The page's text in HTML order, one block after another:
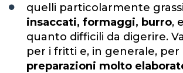
quelli particolarmente grassi
insaccati, formaggi, burro,
quanto difficili da digerire.
per i fritti e, in generale, per
preparazioni molto